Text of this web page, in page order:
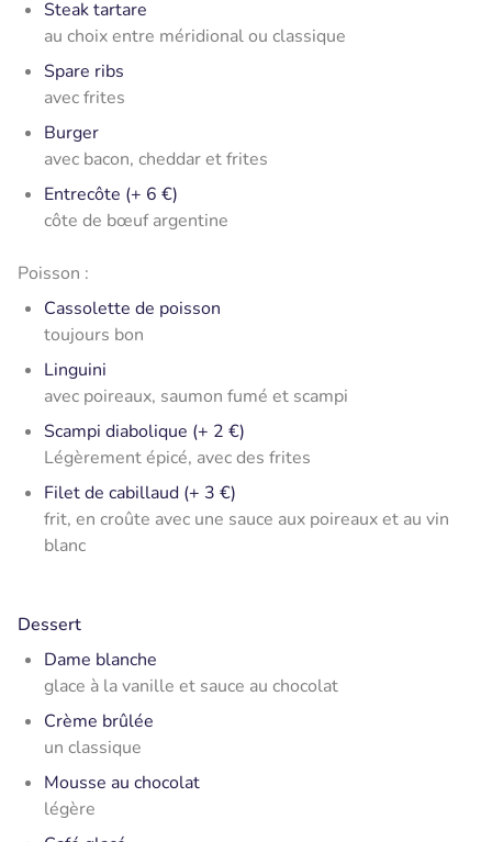
Steak tartare
au choix entre méridional ou classique
Spare ribs
avec frites
Burger
avec bacon, cheddar et frites
Entrecôte (+ 6 €)
côte de bœuf argentine
Poisson :
Cassolette de poisson
toujours bon
Linguini
avec poireaux, saumon fumé et scampi
Scampi diabolique (+ 2 €)
Légèrement épicé, avec des frites
Filet de cabillaud (+ 3 €)
frit, en croûte avec une sauce aux poireaux et au vin
blanc
Dessert
Dame blanche
glace à la vanille et sauce au chocolat
Crème brûlée
un classique
Mousse au chocolat
légère